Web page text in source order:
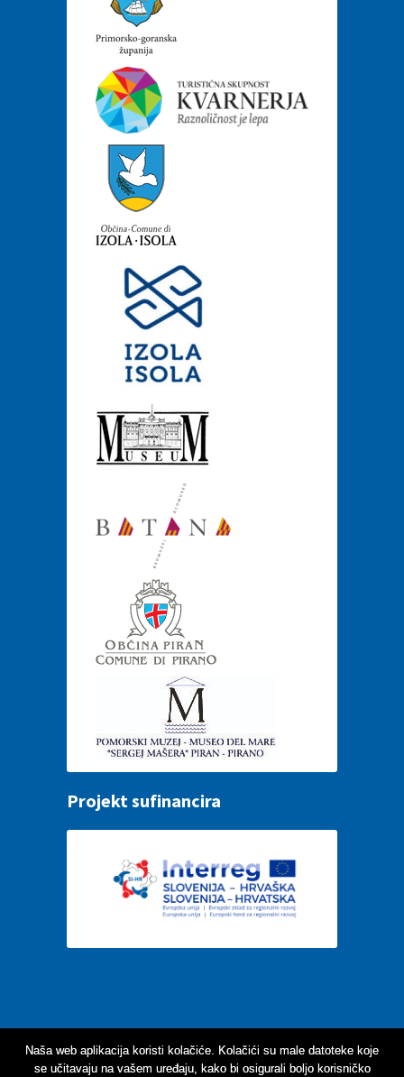
Projekt sufinancira
Za optimalno djelovanje web stranice preporučujemo
Naša web aplikacija koristi kolačiće. Kolačići su male datoteke koje
se učitavaju na vašem uređaju, kako bi osigurali boljo korisničko